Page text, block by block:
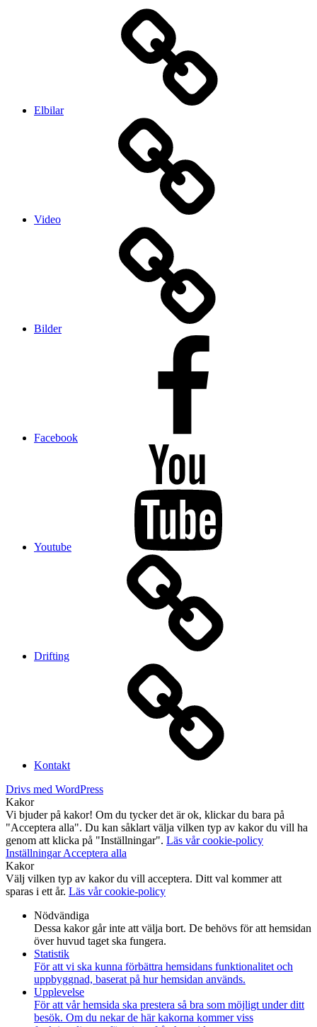
Elbilar
Video
Bilder
Facebook
Youtube
Drifting
Kontakt
Drivs med WordPress
Kakor
Vi bjuder på kakor! Om du tycker det är ok, klickar du bara på
"Acceptera alla". Du kan såklart välja vilken typ av kakor du vill ha
genom att klicka på "Inställningar". Läs vår cookie-policy
InställningarAcceptera alla
Kakor
Välj vilken typ av kakor du vill acceptera. Ditt val kommer att
sparas i ett år. Läs vår cookie-policy
Nödvändiga
Dessa kakor går inte att välja bort. De behövs för att hemsidan
över huvud taget ska fungera.
Statistik
För att vi ska kunna förbättra hemsidans funktionalitet och
uppbyggnad, baserat på hur hemsidan används.
Upplevelse
För att vår hemsida ska prestera så bra som möjligt under ditt
besök. Om du nekar de här kakorna kommer viss